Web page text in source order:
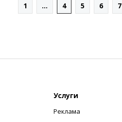
1 ... 4 5 6 7
Услуги
Реклама